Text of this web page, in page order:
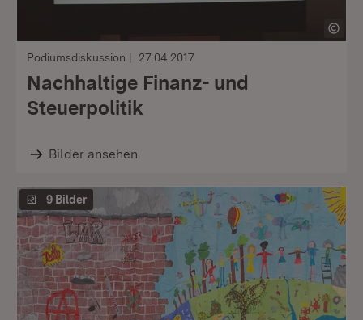
Podiumsdiskussion 27.04.2017
Nachhaltige Finanz- und
Steuerpolitik
Bilder ansehen
9 Bilder